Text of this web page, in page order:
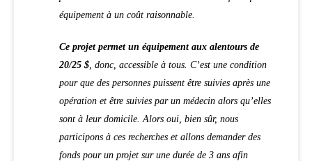
équipement à un coût raisonnable.
Ce projet permet un équipement aux alentours de
20/25 $ , donc, accessible à tous. C’est une condition
pour que des personnes puissent être suivies après une
opération et être suivies par un médecin alors qu’elles
sont à leur domicile. Alors oui, bien sûr, nous
participons à ces recherches et allons demander des
fonds pour un projet sur une durée de 3 ans afin